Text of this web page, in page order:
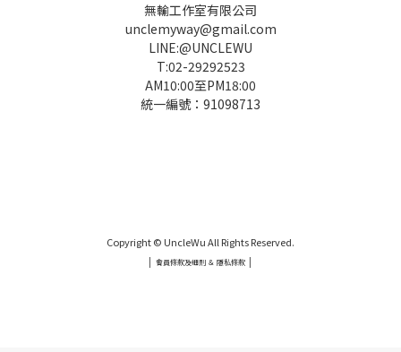
無輸工作室有限公司
unclemyway@gmail.com
LINE:@UNCLEWU
T:02-29292523
AM10:00至PM18:00
統一編號：91098713
Copyright © UncleWu All Rights Reserved.
| 會員條款及細則 ＆ 隱私條款 |